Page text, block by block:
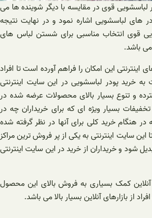
لباسشویی قوی در مقایسه با دیگر شوینده ها می
های لباسشویی اشاره نمود و در نهایت نتیجه
قوی انتخاب مناسبی برای شستن لباس های
باشد.
این امکان را فراهم آورده است تا افراد
به خرید پودر لباسشویی در این سایت اینترنتی
و تنوع بسیار بالای محصولات عرضه شده در
بسیار ویژه ای که برای خریداران چه در
هنگام خرید کلی برای آنها در نظر گرفته شده
سایت اینترنتی به یکی از پر فروش ترین مراکز
شود و خریداران از خرید در این سایت اینترنتی
کمک بسیاری به فروش بالای این محصول
از بازارهای آنلاین بسیار بالا می باشد.